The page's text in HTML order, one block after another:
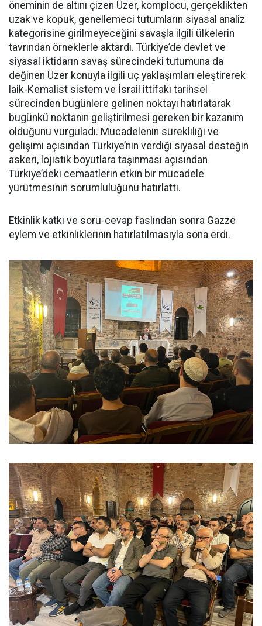
öneminin de altını çizen Üzer, komplocu, gerçeklikten
uzak ve kopuk, genellemeci tutumların siyasal analiz
kategorisine girilmeyeceğini savaşla ilgili ülkelerin
tavrından örneklerle aktardı. Türkiye’de devlet ve
siyasal iktidarın savaş sürecindeki tutumuna da
değinen Üzer konuyla ilgili uç yaklaşımları eleştirerek
laik-Kemalist sistem ve İsrail ittifakı tarihsel
sürecinden bugünlere gelinen noktayı hatırlatarak
bugünkü noktanın geliştirilmesi gereken bir kazanım
olduğunu vurguladı. Mücadelenin sürekliliği ve
gelişimi açısından Türkiye’nin verdiği siyasal desteğin
askeri, lojistik boyutlara taşınması açısından
Türkiye’deki cemaatlerin etkin bir mücadele
yürütmesinin sorumluluğunu hatırlattı.
Etkinlik katkı ve soru-cevap faslından sonra Gazze
eylem ve etkinliklerinin hatırlatılmasıyla sona erdi.